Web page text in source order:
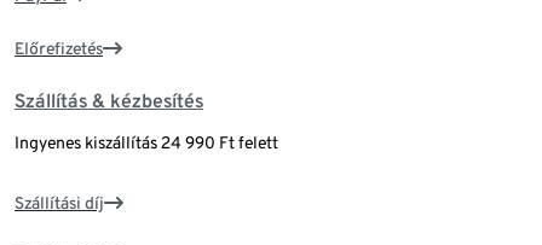
Előrefizetés
Szállítás & kézbesítés
Ingyenes kiszállítás 24 990 Ft felett
Szállítási díj